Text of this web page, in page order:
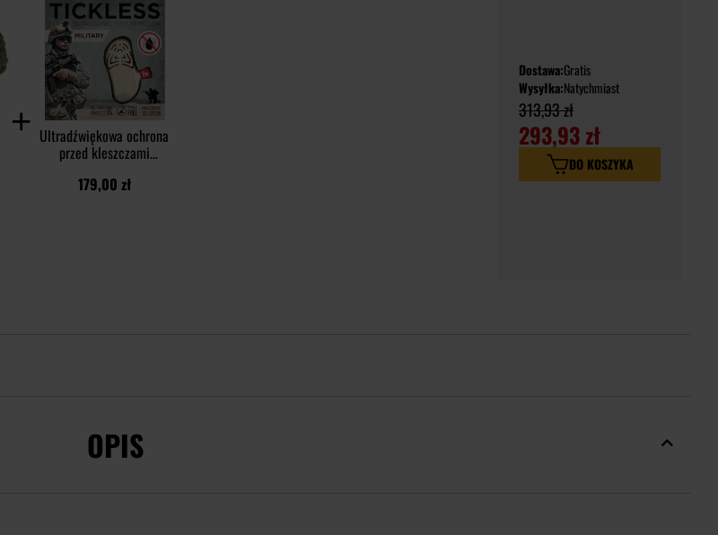
Ultradźwiękowa ochrona
przed kleszczami
ludzi - Beige
179,00 zł
Dostawa:Gratis
Wysyłka:Natychmiast
313,93 zł
293,93 zł
DO KOSZYKA
OPIS